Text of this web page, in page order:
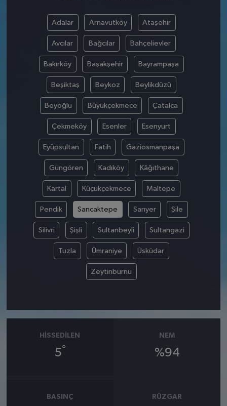
Adalar Arnavutköy Ataşehir
Avcılar Bağcılar Bahçelievler
Bakırköy Başakşehir Bayrampaşa
Beşiktaş Beykoz Beylikdüzü
Beyoğlu Büyükçekmece Çatalca
Çekmeköy Esenler Esenyurt
Eyüpsultan Fatih Gaziosmanpaşa
Güngören Kadıköy Kâğıthane
Kartal Küçükçekmece Maltepe
Pendik Sancaktepe Sarıyer Şile
Silivri Şişli Sultanbeyli Sultangazi
Tuzla Ümraniye Üsküdar
Zeytinburnu
HISSEDILEN
5°
NEM
%94
BASINÇ RÜZGAR